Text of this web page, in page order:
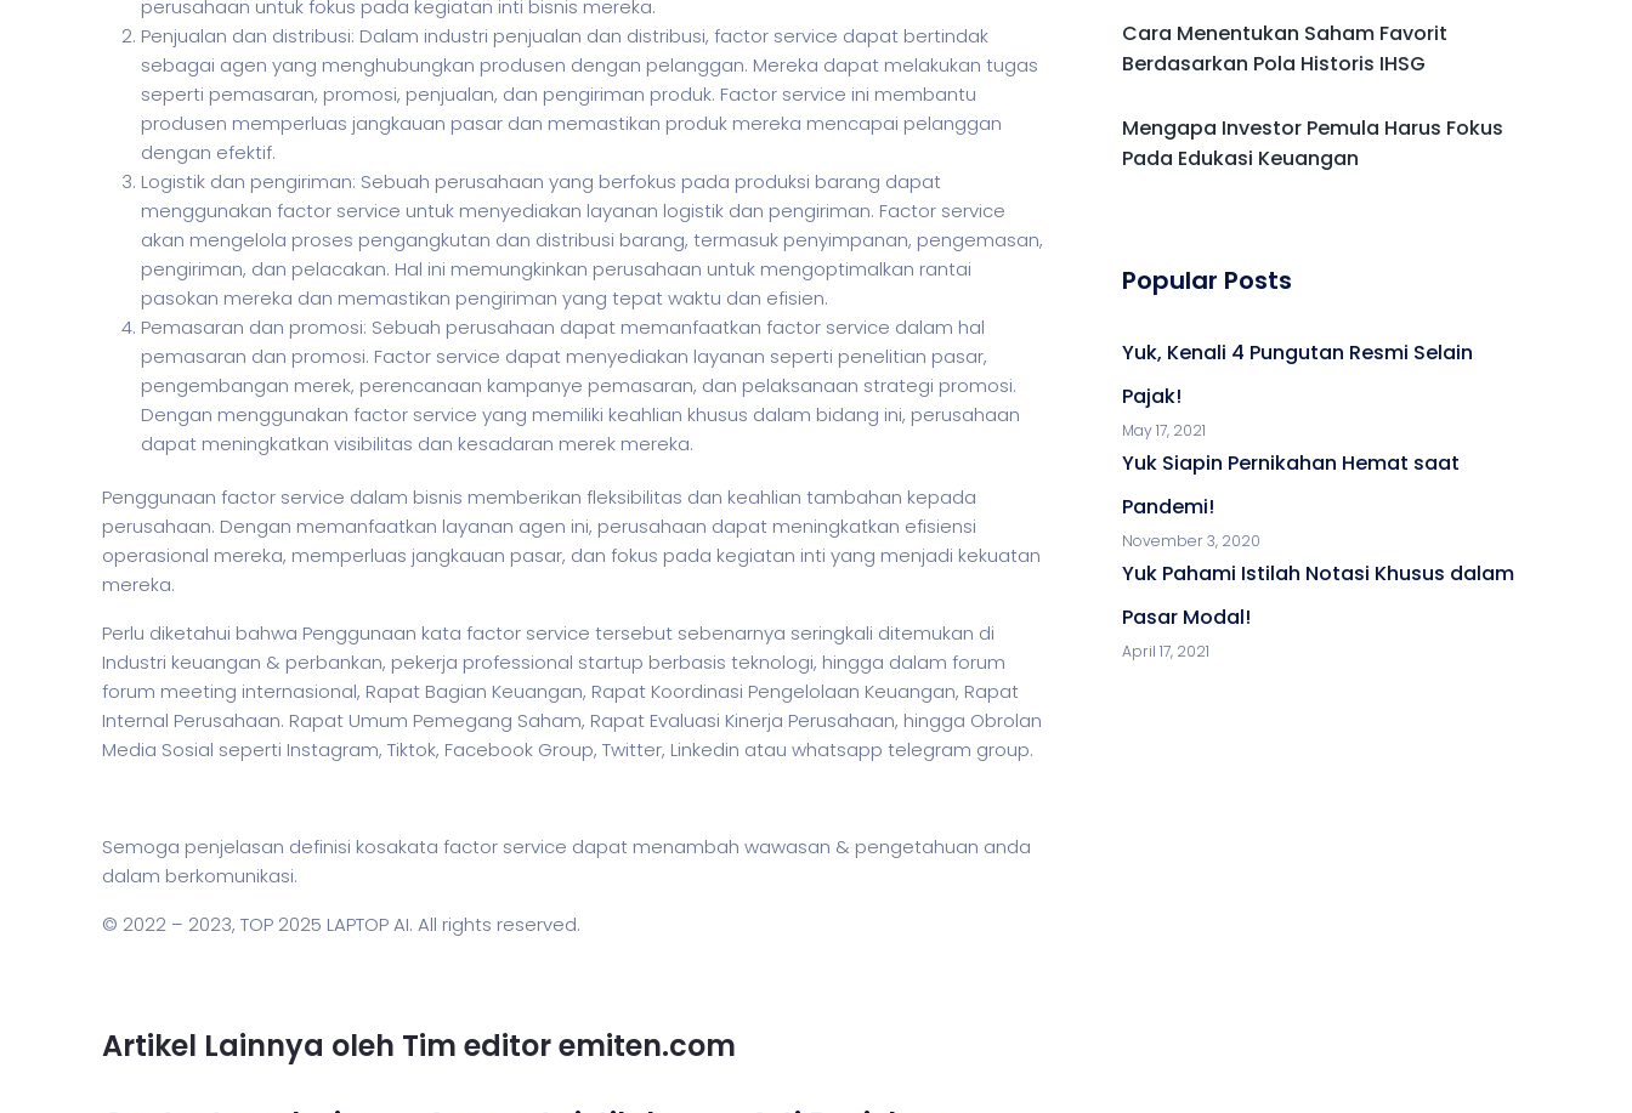
perusahaan untuk fokus pada kegiatan inti bisnis mereka.
Penjualan dan distribusi: Dalam industri penjualan dan distribusi, factor service dapat bertindak
sebagai agen yang menghubungkan produsen dengan pelanggan. Mereka dapat melakukan tugas
seperti pemasaran, promosi, penjualan, dan pengiriman produk. Factor service ini membantu
produsen memperluas jangkauan pasar dan memastikan produk mereka mencapai pelanggan
dengan efektif.
Logistik dan pengiriman: Sebuah perusahaan yang berfokus pada produksi barang dapat
menggunakan factor service untuk menyediakan layanan logistik dan pengiriman. Factor service
akan mengelola proses pengangkutan dan distribusi barang, termasuk penyimpanan, pengemasan,
pengiriman, dan pelacakan. Hal ini memungkinkan perusahaan untuk mengoptimalkan rantai
pasokan mereka dan memastikan pengiriman yang tepat waktu dan efisien.
Pemasaran dan promosi: Sebuah perusahaan dapat memanfaatkan factor service dalam hal
pemasaran dan promosi. Factor service dapat menyediakan layanan seperti penelitian pasar,
pengembangan merek, perencanaan kampanye pemasaran, dan pelaksanaan strategi promosi.
Dengan menggunakan factor service yang memiliki keahlian khusus dalam bidang ini, perusahaan
dapat meningkatkan visibilitas dan kesadaran merek mereka.
Penggunaan factor service dalam bisnis memberikan fleksibilitas dan keahlian tambahan kepada
perusahaan. Dengan memanfaatkan layanan agen ini, perusahaan dapat meningkatkan efisiensi
operasional mereka, memperluas jangkauan pasar, dan fokus pada kegiatan inti yang menjadi kekuatan
mereka.
Perlu diketahui bahwa Penggunaan kata factor service tersebut sebenarnya seringkali ditemukan di
Industri keuangan & perbankan, pekerja professional startup berbasis teknologi, hingga dalam forum
forum meeting internasional, Rapat Bagian Keuangan, Rapat Koordinasi Pengelolaan Keuangan, Rapat
Internal Perusahaan. Rapat Umum Pemegang Saham, Rapat Evaluasi Kinerja Perusahaan, hingga Obrolan
Media Sosial seperti Instagram, Tiktok, Facebook Group, Twitter, Linkedin atau whatsapp telegram group.
Semoga penjelasan definisi kosakata factor service dapat menambah wawasan & pengetahuan anda
dalam berkomunikasi.
© 2022 – 2023, TOP 2025 LAPTOP AI. All rights reserved.
Artikel Lainnya oleh Tim editor emiten.com
Cara Menentukan Saham Favorit
Berdasarkan Pola Historis IHSG
Mengapa Investor Pemula Harus Fokus
Pada Edukasi Keuangan
Popular Posts
Yuk, Kenali 4 Pungutan Resmi Selain
Pajak!
May 17, 2021
Yuk Siapin Pernikahan Hemat saat
Pandemi!
November 3, 2020
Yuk Pahami Istilah Notasi Khusus dalam
Pasar Modal!
April 17, 2021